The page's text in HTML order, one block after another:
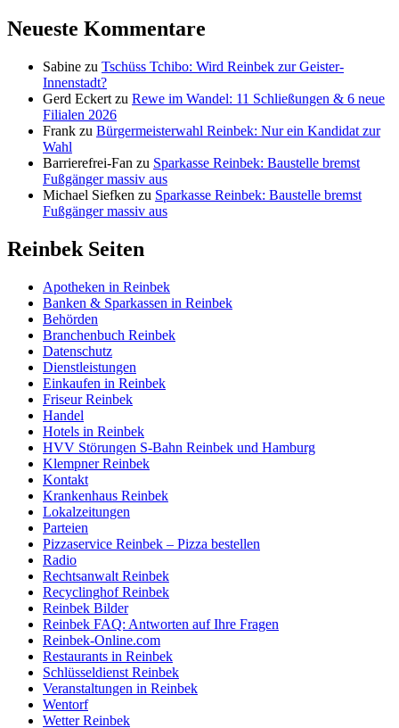
Neueste Kommentare
Sabine zu Tschüss Tchibo: Wird Reinbek zur Geister-
Innenstadt?
Gerd Eckert zu Rewe im Wandel: 11 Schließungen & 6 neue
Filialen 2026
Frank zu Bürgermeisterwahl Reinbek: Nur ein Kandidat zur
Wahl
Barrierefrei-Fan zu Sparkasse Reinbek: Baustelle bremst
Fußgänger massiv aus
Michael Siefken zu Sparkasse Reinbek: Baustelle bremst
Fußgänger massiv aus
Reinbek Seiten
Apotheken in Reinbek
Banken & Sparkassen in Reinbek
Behörden
Branchenbuch Reinbek
Datenschutz
Dienstleistungen
Einkaufen in Reinbek
Friseur Reinbek
Handel
Hotels in Reinbek
HVV Störungen S-Bahn Reinbek und Hamburg
Klempner Reinbek
Kontakt
Krankenhaus Reinbek
Lokalzeitungen
Parteien
Pizzaservice Reinbek – Pizza bestellen
Radio
Rechtsanwalt Reinbek
Recyclinghof Reinbek
Reinbek Bilder
Reinbek FAQ: Antworten auf Ihre Fragen
Reinbek-Online.com
Restaurants in Reinbek
Schlüsseldienst Reinbek
Veranstaltungen in Reinbek
Wentorf
Wetter Reinbek